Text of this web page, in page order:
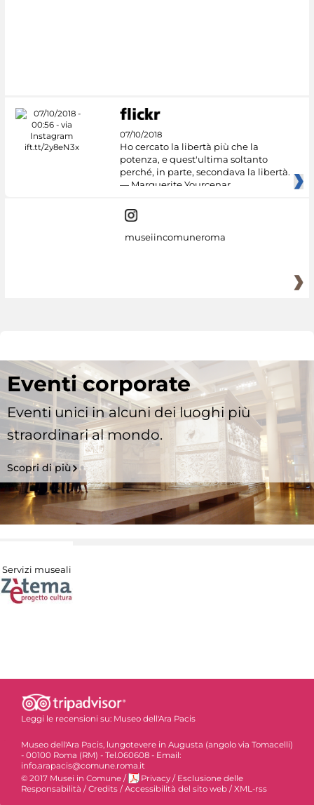
07/10/2018
Ho cercato la libertà più che la
potenza, e quest'ultima soltanto
perché, in parte, secondava la libertà.
— Marguerite Yourcenar
museiincomuneroma
Eventi corporate
Eventi unici in alcuni dei luoghi più
straordinari al mondo.
Scopri di più
Servizi museali
Leggi le recensioni su: Museo dell'Ara Pacis
Museo dell'Ara Pacis, lungotevere in Augusta (angolo via Tomacelli)
- 00100 Roma (RM) - Tel.060608 - Email:
info.arapacis@comune.roma.it
© 2017 Musei in Comune / Privacy / Esclusione delle
Responsabilità / Credits / Accessibilità del sito web / XML-rss